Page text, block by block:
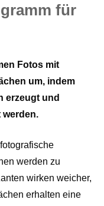
für
Fotos mit
um, indem
erzeugt und
werden.
werden zu
wirken weicher,
erhalten eine